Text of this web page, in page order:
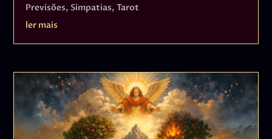
Previsões, Simpatias,Tarot
ler mais